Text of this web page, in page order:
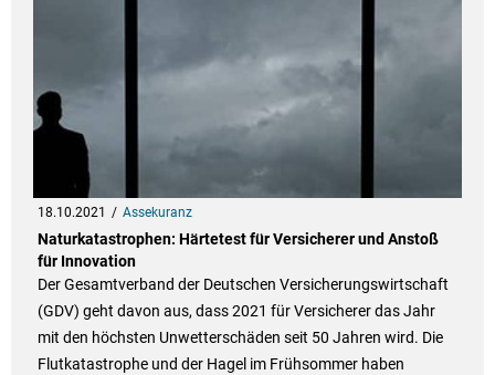
18.10.2021 Assekuranz
Naturkatastrophen: Härtetest für Versicherer und Anstoß
für Innovation
Der Gesamtverband der Deutschen Versicherungswirtschaft
(GDV) geht davon aus, dass 2021 für Versicherer das Jahr
mit den höchsten Unwetterschäden seit 50 Jahren wird. Die
Flutkatastrophe und der Hagel im Frühsommer haben